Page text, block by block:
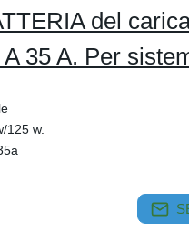
del
35 A. Per
125 w.